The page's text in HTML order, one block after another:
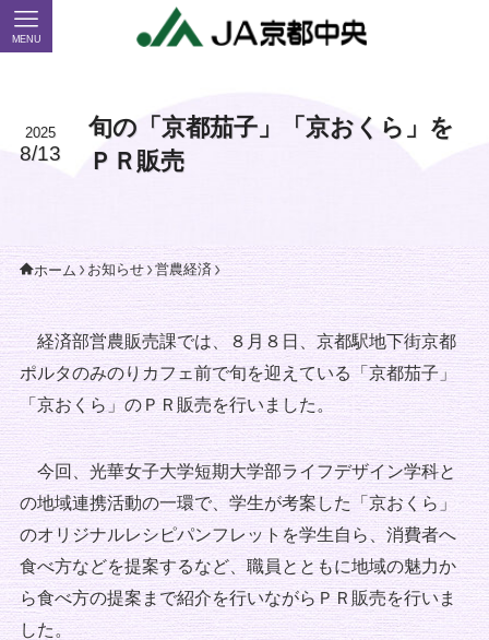
MENU
旬の「京都茄子」「京おくら」を
ＰＲ販売
2025
8/13
ホーム お知らせ 営農経済
経済部営農販売課では、８月８日、京都駅地下街京都
ポルタのみのりカフェ前で旬を迎えている「京都茄子」
「京おくら」のＰＲ販売を行いました。
今回、光華女子大学短期大学部ライフデザイン学科と
の地域連携活動の一環で、学生が考案した「京おくら」
のオリジナルレシピパンフレットを学生自ら、消費者へ
食べ方などを提案するなど、職員とともに地域の魅力か
ら食べ方の提案まで紹介を行いながらＰＲ販売を行いま
した。